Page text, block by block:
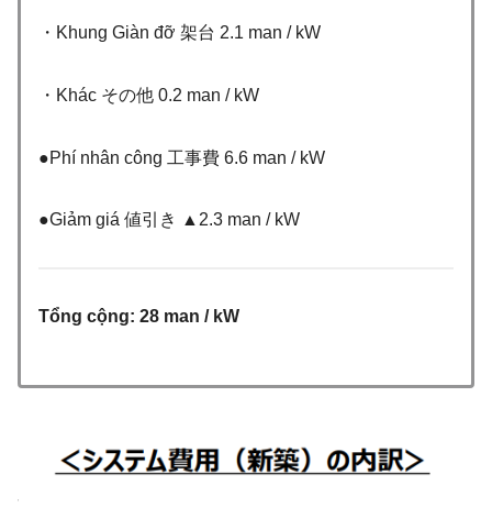
・Khung Giàn đỡ 架台 2.1 man / kW
・Khác その他 0.2 man / kW
●Phí nhân công 工事費 6.6 man / kW
●Giảm giá 値引き ▲2.3 man / kW
Tổng cộng: 28 man / kW